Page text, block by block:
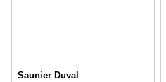
Saunier Duval